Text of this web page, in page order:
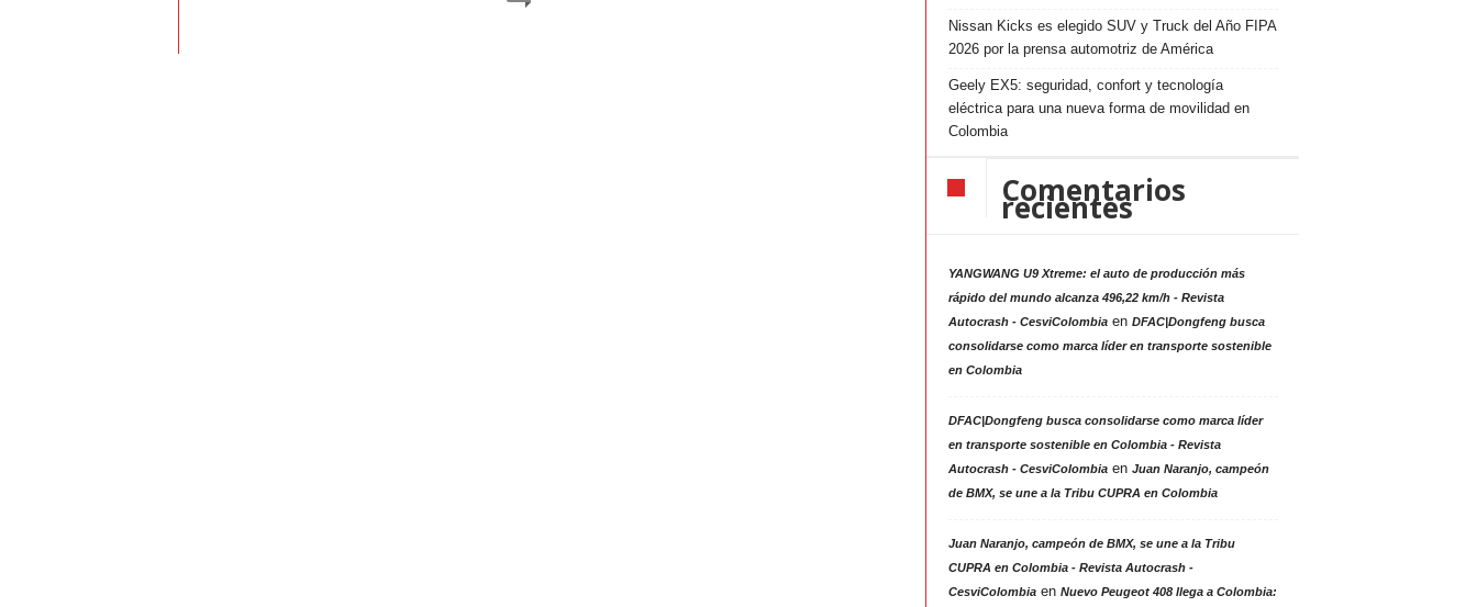
Nissan Kicks es elegido SUV y Truck del Año FIPA
2026 por la prensa automotriz de América
Geely EX5: seguridad, confort y tecnología
eléctrica para una nueva forma de movilidad en
Colombia
Comentarios
recientes
YANGWANG U9 Xtreme: el auto de producción más
rápido del mundo alcanza 496,22 km/h - Revista
Autocrash - CesviColombiaen DFAC|Dongfeng busca
consolidarse como marca líder en transporte sostenible
en Colombia
DFAC|Dongfeng busca consolidarse como marca líder
en transporte sostenible en Colombia - Revista
Autocrash - CesviColombiaen Juan Naranjo, campeón
de BMX, se une a la Tribu CUPRA en Colombia
Juan Naranjo, campeón de BMX, se une a la Tribu
CUPRA en Colombia - Revista Autocrash -
CesviColombiaen Nuevo Peugeot 408 llega a Colombia: